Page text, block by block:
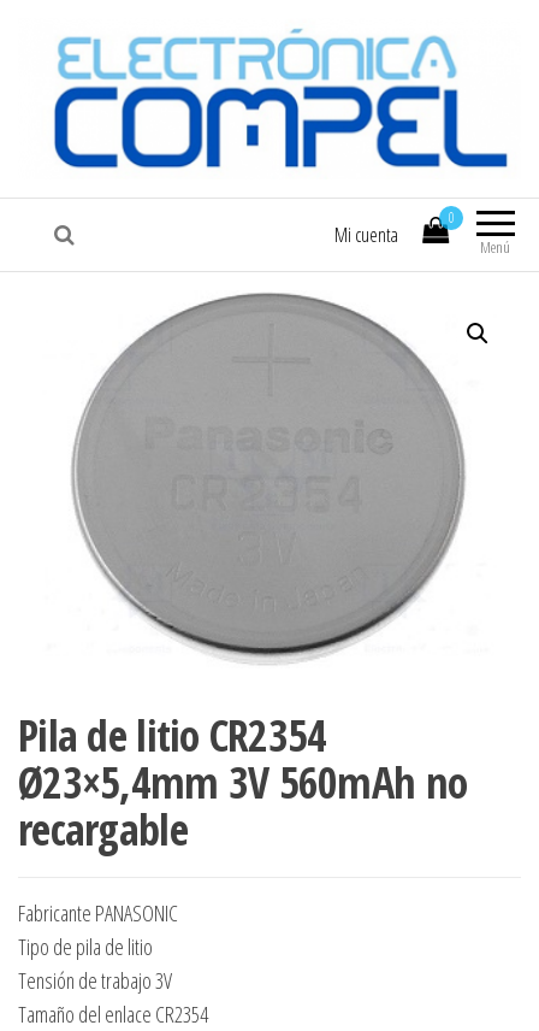
COMPEL Electrónica COMPEL
Menú
0
Mi cuenta
Pila de litio CR2354
Ø23×5,4mm 3V 560mAh no
recargable
Fabricante PANASONIC
Tipo de pila de litio
Tensión de trabajo 3V
Tamaño del enlace CR2354